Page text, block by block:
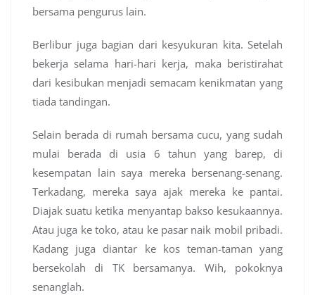
bersama pengurus lain.
Berlibur juga bagian dari kesyukuran kita. Setelah
bekerja selama hari-hari kerja, maka beristirahat
dari kesibukan menjadi semacam kenikmatan yang
tiada tandingan.
Selain berada di rumah bersama cucu, yang sudah
mulai berada di usia 6 tahun yang barep, di
kesempatan lain saya mereka bersenang-senang.
Terkadang, mereka saya ajak mereka ke pantai.
Diajak suatu ketika menyantap bakso kesukaannya.
Atau juga ke toko, atau ke pasar naik mobil pribadi.
Kadang juga diantar ke kos teman-taman yang
bersekolah di TK bersamanya. Wih, pokoknya
senanglah.